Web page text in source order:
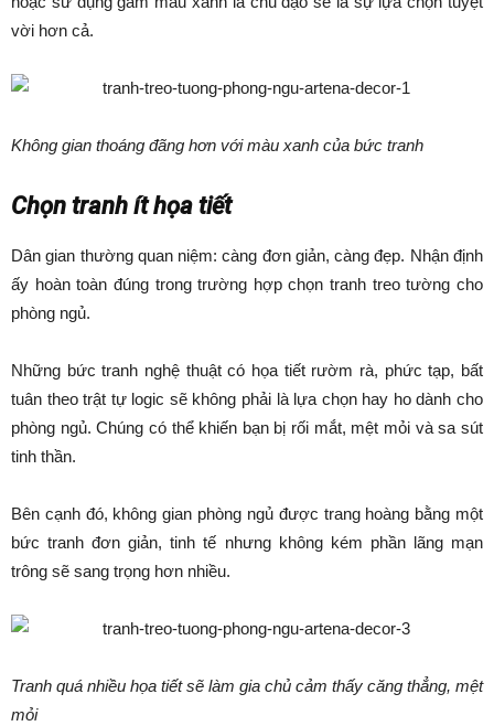
vời hơn cả.
Không gian thoáng đãng hơn với màu xanh của bức tranh
Chọn tranh ít họa tiết
Dân gian thường quan niệm: càng đơn giản, càng đẹp. Nhận định
ấy hoàn toàn đúng trong trường hợp chọn tranh treo tường cho
phòng ngủ.
Những bức tranh nghệ thuật có họa tiết rườm rà, phức tạp, bất
tuân theo trật tự logic sẽ không phải là lựa chọn hay ho dành cho
phòng ngủ. Chúng có thể khiến bạn bị rối mắt, mệt mỏi và sa sút
tinh thần.
Bên cạnh đó, không gian phòng ngủ được trang hoàng bằng một
bức tranh đơn giản, tinh tế nhưng không kém phần lãng mạn
trông sẽ sang trọng hơn nhiều.
Tranh quá nhiều họa tiết sẽ làm gia chủ cảm thấy căng thẳng, mệt
mỏi